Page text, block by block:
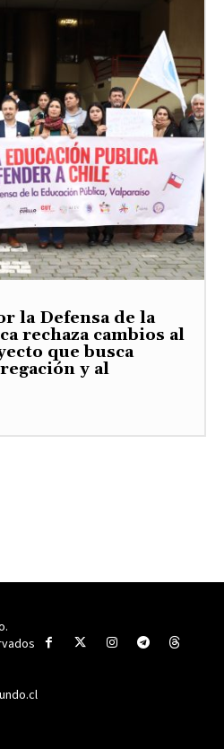
la Defensa de la
rechaza cambios al
que busca
y al